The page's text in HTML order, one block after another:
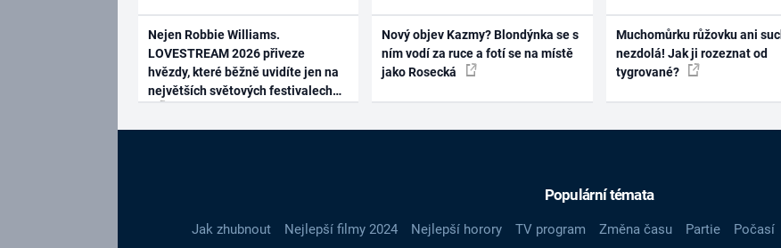
Nejen Robbie Williams.
LOVESTREAM 2026 přiveze
hvězdy, které běžně uvidíte jen na
největších světových festivalech
Nový objev Kazmy? Blondýnka se s
ním vodí za ruce a fotí se na místě
jako Rosecká
Muchomůrku růžovku ani
nezdolá! Jak ji rozeznat od
tygrované?
Populární témata
Jak zhubnout Nejlepší filmy 2024 Nejlepší horory TV program Změna času Partie Počasí